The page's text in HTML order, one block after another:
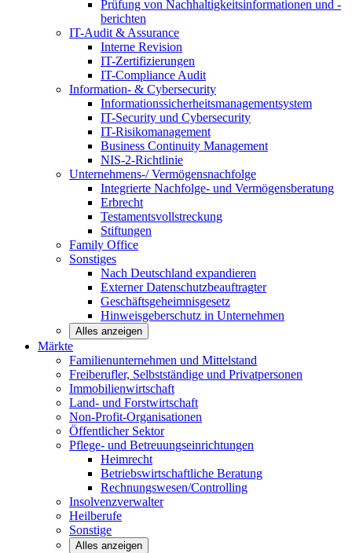
Prüfung von Nachhaltigkeitsinformationen und -
berichten
IT-Audit & Assurance
Interne Revision
IT-Zertifizierungen
IT-Compliance Audit
Information- & Cybersecurity
Informationssicherheitsmanagementsystem
IT-Security und Cybersecurity
IT-Risikomanagement
Business Continuity Management
NIS-2-Richtlinie
Unternehmens-/Vermögensnachfolge
Integrierte Nachfolge- und Vermögensberatung
Erbrecht
Testamentsvollstreckung
Stiftungen
Family Office
Sonstiges
Nach Deutschland expandieren
Externer Datenschutzbeauftragter
Geschäftsgeheimnisgesetz
Hinweisgeberschutz in Unternehmen
Alles anzeigen
Märkte
Familienunternehmen und Mittelstand
Freiberufler, Selbstständige und Privatpersonen
Immobilienwirtschaft
Land- und Forstwirtschaft
Non-Profit-Organisationen
Öffentlicher Sektor
Pflege- und Betreuungseinrichtungen
Heimrecht
Betriebswirtschaftliche Beratung
Rechnungswesen/Controlling
Insolvenzverwalter
Heilberufe
Sonstige
Alles anzeigen